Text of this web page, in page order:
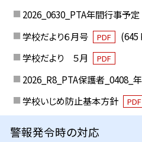
2026_0630_PTA年間行事予定
学校だより６月号
PDF
(645
学校だより ５月
PDF
2026_R8_PTA保護者_0408_
学校いじめ防止基本方針 PDF
警報発令時の対応